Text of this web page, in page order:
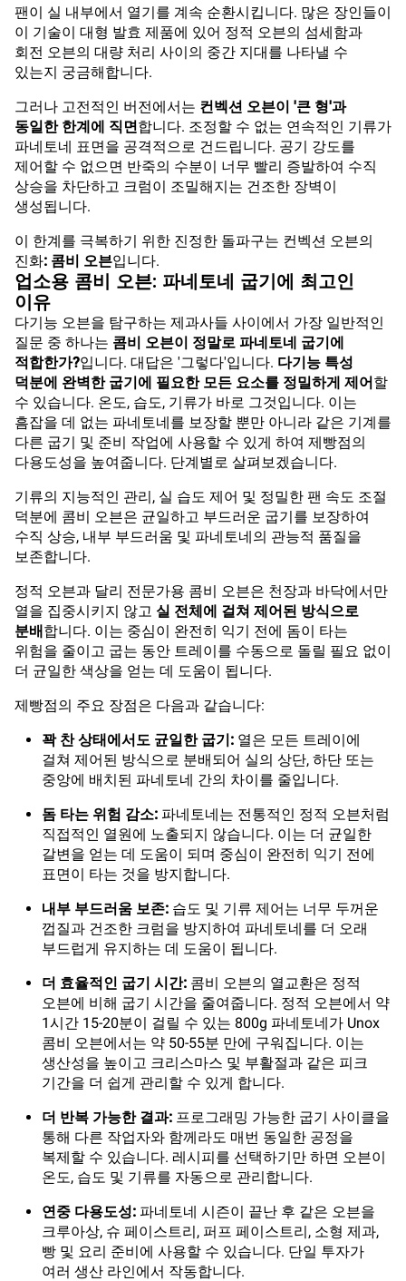
팬이 실 내부에서 열기를 계속 순환시킵니다. 많은 장인들이
이 기술이 대형 발효 제품에 있어 정적 오븐의 섬세함과
회전 오븐의 대량 처리 사이의 중간 지대를 나타낼 수
있는지 궁금해합니다.
그러나 고전적인 버전에서는 컨벡션 오븐이 '큰 형'과
동일한 한계에 직면합니다. 조정할 수 없는 연속적인 기류가
파네토네 표면을 공격적으로 건드립니다. 공기 강도를
제어할 수 없으면 반죽의 수분이 너무 빨리 증발하여 수직
상승을 차단하고 크럼이 조밀해지는 건조한 장벽이
생성됩니다.
이 한계를 극복하기 위한 진정한 돌파구는 컨벡션 오븐의
진화: 콤비 오븐입니다.
업소용 콤비 오븐: 파네토네 굽기에 최고인
이유
다기능 오븐을 탐구하는 제과사들 사이에서 가장 일반적인
질문 중 하나는 콤비 오븐이 정말로 파네토네 굽기에
적합한가?입니다. 대답은 '그렇다'입니다. 다기능 특성
덕분에 완벽한 굽기에 필요한 모든 요소를 정밀하게 제어할
수 있습니다. 온도, 습도, 기류가 바로 그것입니다. 이는
흠잡을 데 없는 파네토네를 보장할 뿐만 아니라 같은 기계를
다른 굽기 및 준비 작업에 사용할 수 있게 하여 제빵점의
다용도성을 높여줍니다. 단계별로 살펴보겠습니다.
기류의 지능적인 관리, 실 습도 제어 및 정밀한 팬 속도 조절
덕분에 콤비 오븐은 균일하고 부드러운 굽기를 보장하여
수직 상승, 내부 부드러움 및 파네토네의 관능적 품질을
보존합니다.
정적 오븐과 달리 전문가용 콤비 오븐은 천장과 바닥에서만
열을 집중시키지 않고 실 전체에 걸쳐 제어된 방식으로
분배합니다. 이는 중심이 완전히 익기 전에 돔이 타는
위험을 줄이고 굽는 동안 트레이를 수동으로 돌릴 필요 없이
더 균일한 색상을 얻는 데 도움이 됩니다.
제빵점의 주요 장점은 다음과 같습니다:
꽉 찬 상태에서도 균일한 굽기: 열은 모든 트레이에
걸쳐 제어된 방식으로 분배되어 실의 상단, 하단 또는
중앙에 배치된 파네토네 간의 차이를 줄입니다.
돔 타는 위험 감소: 파네토네는 전통적인 정적 오븐처럼
직접적인 열원에 노출되지 않습니다. 이는 더 균일한
갈변을 얻는 데 도움이 되며 중심이 완전히 익기 전에
표면이 타는 것을 방지합니다.
내부 부드러움 보존: 습도 및 기류 제어는 너무 두꺼운
껍질과 건조한 크럼을 방지하여 파네토네를 더 오래
부드럽게 유지하는 데 도움이 됩니다.
더 효율적인 굽기 시간: 콤비 오븐의 열교환은 정적
오븐에 비해 굽기 시간을 줄여줍니다. 정적 오븐에서 약
1시간 15-20분이 걸릴 수 있는 800g 파네토네가 Unox
콤비 오븐에서는 약 50-55분 만에 구워집니다. 이는
생산성을 높이고 크리스마스 및 부활절과 같은 피크
기간을 더 쉽게 관리할 수 있게 합니다.
더 반복 가능한 결과: 프로그래밍 가능한 굽기 사이클을
통해 다른 작업자와 함께라도 매번 동일한 공정을
복제할 수 있습니다. 레시피를 선택하기만 하면 오븐이
온도, 습도 및 기류를 자동으로 관리합니다.
연중 다용도성: 파네토네 시즌이 끝난 후 같은 오븐을
크루아상, 슈 페이스트리, 퍼프 페이스트리, 소형 제과,
빵 및 요리 준비에 사용할 수 있습니다. 단일 투자가
여러 생산 라인에서 작동합니다.